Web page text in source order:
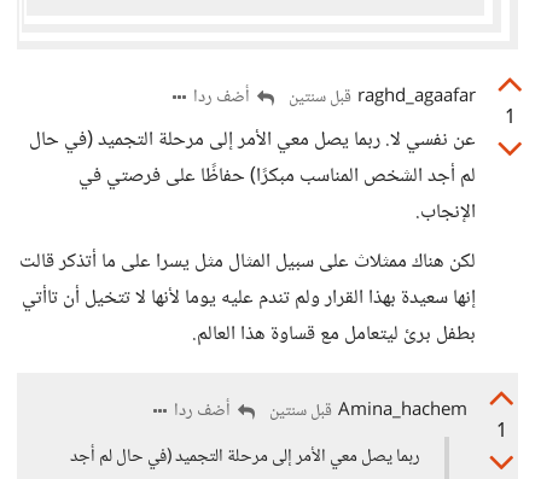
1
raghd_agaafar قبل سنتين أضف ردا
عن نفسي لا. ربما يصل معي الأمر إلى مرحلة التجميد (في حال
لم أجد الشخص المناسب مبكرًا) حفاظًا على فرصتي في
الإنجاب.
لكن هناك ممثلاث على سبيل المثال مثل يسرا على ما أتذكر قالت
إنها سعيدة بهذا القرار ولم تندم عليه يوما لأنها لا تتخيل أن تاأتي
بطفل برئ ليتعامل مع قساوة هذا العالم.
1
Amina_hachem قبل سنتين
أضف ردا
ربما يصل معي الأمر إلى مرحلة التجميد (في حال لم أجد